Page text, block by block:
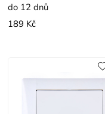
do 12 dnů
189 Kč